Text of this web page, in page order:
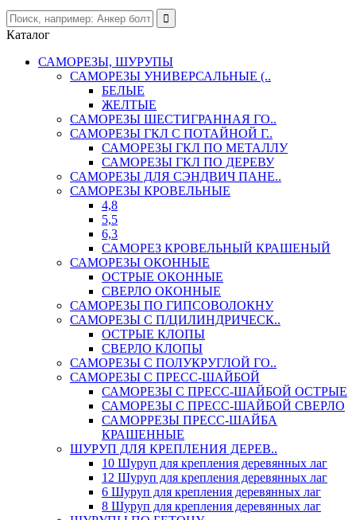
Каталог
САМОРЕЗЫ, ШУРУПЫ
САМОРЕЗЫ УНИВЕРСАЛЬНЫЕ (..
БЕЛЫЕ
ЖЕЛТЫЕ
САМОРЕЗЫ ШЕСТИГРАННАЯ ГО..
САМОРЕЗЫ ГКЛ С ПОТАЙНОЙ Г..
САМОРЕЗЫ ГКЛ ПО МЕТАЛЛУ
САМОРЕЗЫ ГКЛ ПО ДЕРЕВУ
САМОРЕЗЫ ДЛЯ СЭНДВИЧ ПАНЕ..
САМОРЕЗЫ КРОВЕЛЬНЫЕ
4,8
5,5
6,3
САМОРЕЗ КРОВЕЛЬНЫЙ КРАШЕНЫЙ
САМОРЕЗЫ ОКОННЫЕ
ОСТРЫЕ ОКОННЫЕ
СВЕРЛО ОКОННЫЕ
САМОРЕЗЫ ПО ГИПСОВОЛОКНУ
САМОРЕЗЫ С П/ЦИЛИНДРИЧЕСК..
ОСТРЫЕ КЛОПЫ
СВЕРЛО КЛОПЫ
САМОРЕЗЫ С ПОЛУКРУГЛОЙ ГО..
САМОРЕЗЫ С ПРЕСС-ШАЙБОЙ
САМОРЕЗЫ С ПРЕСС-ШАЙБОЙ ОСТРЫЕ
САМОРЕЗЫ С ПРЕСС-ШАЙБОЙ СВЕРЛО
САМОРРЕЗЫ ПРЕСС-ШАЙБА
КРАШЕННЫЕ
ШУРУП ДЛЯ КРЕПЛЕНИЯ ДЕРЕВ..
10 Шуруп для крепления деревянных лаг
12 Шуруп для крепления деревянных лаг
6 Шуруп для крепления деревянных лаг
8 Шуруп для крепления деревянных лаг